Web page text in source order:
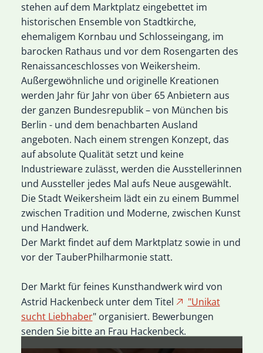
stehen auf dem Marktplatz eingebettet im
historischen Ensemble von Stadtkirche,
ehemaligem Kornbau und Schlosseingang, im
barocken Rathaus und vor dem Rosengarten des
Renaissanceschlosses von Weikersheim.
Außergewöhnliche und originelle Kreationen
werden Jahr für Jahr von über 65 Anbietern aus
der ganzen Bundesrepublik – von München bis
Berlin - und dem benachbarten Ausland
angeboten. Nach einem strengen Konzept, das
auf absolute Qualität setzt und keine
Industrieware zulässt, werden die Ausstellerinnen
und Aussteller jedes Mal aufs Neue ausgewählt.
Die Stadt Weikersheim lädt ein zu einem Bummel
zwischen Tradition und Moderne, zwischen Kunst
und Handwerk.
Der Markt findet auf dem Marktplatz sowie in und
vor der TauberPhilharmonie statt.
Der Markt für feines Kunsthandwerk wird von
Astrid Hackenbeck unter dem Titel
"Unikat
sucht Liebhaber" organisiert. Bewerbungen
senden Sie bitte an Frau Hackenbeck.